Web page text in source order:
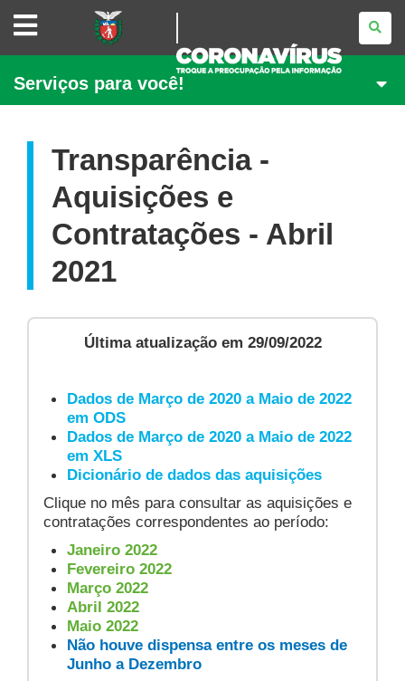
CAMPANHA
CORONAVÍRUS
GOVERNO
DO
PARANÁ
Serviços para você!
Transparência -
Aquisições e
Contratações - Abril
2021
Última atualização em 29/09/2022
Dados de Março de 2020 a Maio de 2022
em ODS
Dados de Março de 2020 a Maio de 2022
em XLS
Dicionário de dados das aquisições
Clique no mês para consultar as aquisições e
contratações correspondentes ao período:
Janeiro 2022
Fevereiro 2022
Março 2022
Abril 2022
Maio 2022
Não houve dispensa entre os meses de
Junho a Dezembro